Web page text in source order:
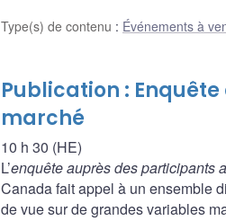
Type(s) de contenu : Événements à
Publication :
marché
10 h 30 (HE)
L’enquête auprès des participants
Canada fait appel à un ensemble
de vue sur de grandes variables